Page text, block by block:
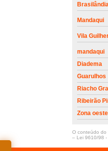
Mandaqui
Vila
mandaqui
Diadema
Guarulhos
Riacho
Ribeirão
Zona oeste
O conteúdo do
– Lei 9610/98